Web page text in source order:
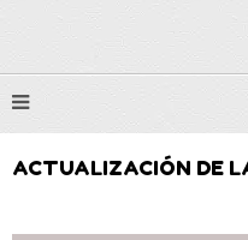
ACTUALIZACIÓN DE